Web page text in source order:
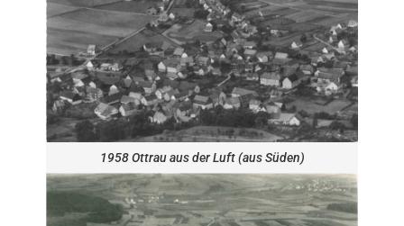
1958 Ottrau aus der Luft (aus Süden)